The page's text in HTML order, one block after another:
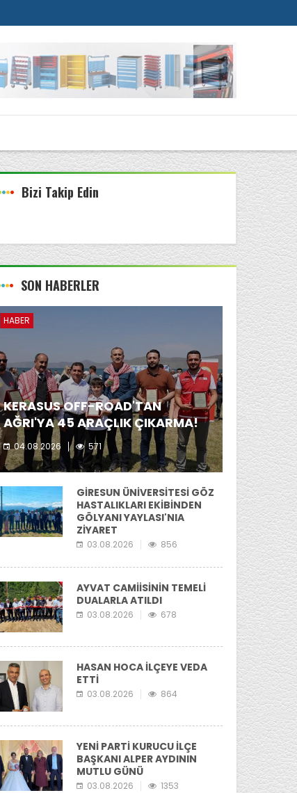
Bizi Takip Edin
SON HABERLER
HABER
KERASUS OFF-ROAD'TAN
AĞRI'YA 45 ARAÇLIK ÇIKARMA!
04.08.2026 571
Kerasus Off-Road ekibi yer aldı.
GİRESUN ÜNİVERSİTESİ GÖZ
HASTALIKLARI EKİBİNDEN
GÖLYANI YAYLASI'NIA
ZİYARET
03.08.2026 856
AYVAT CAMİİSİNİN TEMELİ
DUALARLA ATILDI
03.08.2026 678
HASAN HOCA İLÇEYE VEDA
ETTİ
03.08.2026 864
YENİ PARTİ KURUCU İLÇE
BAŞKANI ALPER AYDININ
MUTLU GÜNÜ
03.08.2026 1353